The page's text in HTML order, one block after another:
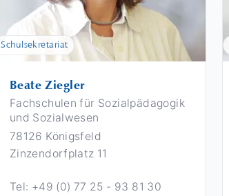
Schulsekretariat
Beate Ziegler
Fachschulen für Sozialpädagogik
und Sozialwesen
78126 Königsfeld
Zinzendorfplatz 11
Tel: +49 (0) 77 25 - 93 81 30